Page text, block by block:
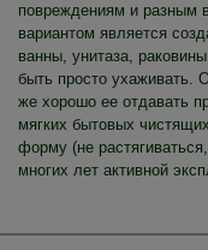
повреждениям и разным
вариантом является
ванны, унитаза,
быть просто ухаживать.
же хорошо ее отдавать
мягких бытовых
форму (не
многих лет активной